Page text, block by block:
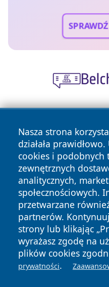
Nasza strona
działała
cookies i
zewnętrznych
analitycznych,
społecznościowych.
przetwarzane
partnerów.
strony lub klikając
wyrażasz zgodę na
plików cookies
prywatności.
Copyright © 2026
zastrzeżone.
News Autorzy